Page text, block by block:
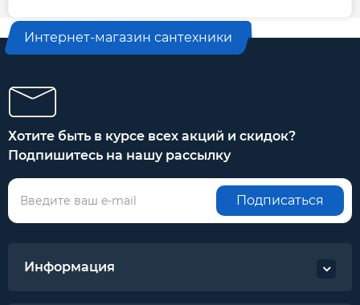
Интернет-магазин сантехники
Хотите быть в курсе всех акций и скидок?
Подпишитесь на нашу рассылку
Подписаться
Информация